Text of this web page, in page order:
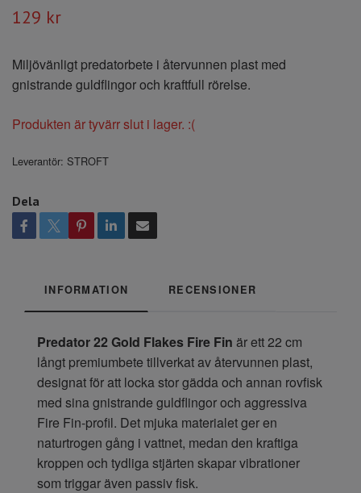
129 kr
Miljövänligt predatorbete i återvunnen plast med
gnistrande guldflingor och kraftfull rörelse.
Produkten är tyvärr slut i lager. :(
Leverantör: STROFT
Dela
INFORMATION RECENSIONER
Predator 22 Gold Flakes Fire Fin är ett 22 cm
långt premiumbete tillverkat av återvunnen plast,
designat för att locka stor gädda och annan rovfisk
med sina gnistrande guldflingor och aggressiva
Fire Fin-profil. Det mjuka materialet ger en
naturtrogen gång i vattnet, medan den kraftiga
kroppen och tydliga stjärten skapar vibrationer
som triggar även passiv fisk.